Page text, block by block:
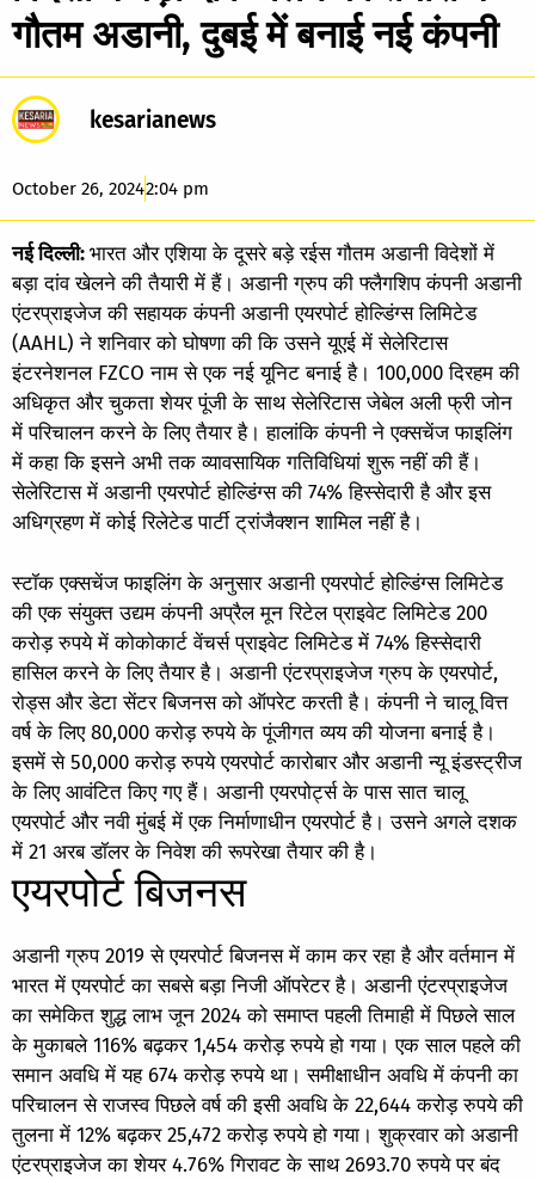
गौतम अडानी, दुबई में बनाई नई कंपनी
kesarianews
October 26, 20242:04 pm
नई दिल्ली:भारत और एशिया के दूसरे बड़े रईस गौतम अडानी विदेशों में
बड़ा दांव खेलने की तैयारी में हैं। अडानी ग्रुप की फ्लैगशिप कंपनी अडानी
एंटरप्राइजेज की सहायक कंपनी अडानी एयरपोर्ट होल्डिंग्स लिमिटेड
(AAHL) ने शनिवार को घोषणा की कि उसने यूएई में सेलेरिटास
इंटरनेशनल FZCO नाम से एक नई यूनिट बनाई है। 100,000 दिरहम की
अधिकृत और चुकता शेयर पूंजी के साथ सेलेरिटास जेबेल अली फ्री जोन
में परिचालन करने के लिए तैयार है। हालांकि कंपनी ने एक्सचेंज फाइलिंग
में कहा कि इसने अभी तक व्यावसायिक गतिविधियां शुरू नहीं की हैं।
सेलेरिटास में अडानी एयरपोर्ट होल्डिंग्स की 74% हिस्सेदारी है और इस
अधिग्रहण में कोई रिलेटेड पार्टी ट्रांजैक्शन शामिल नहीं है।
स्टॉक एक्सचेंज फाइलिंग के अनुसार अडानी एयरपोर्ट होल्डिंग्स लिमिटेड
की एक संयुक्त उद्यम कंपनी अप्रैल मून रिटेल प्राइवेट लिमिटेड 200
करोड़ रुपये में कोकोकार्ट वेंचर्स प्राइवेट लिमिटेड में 74% हिस्सेदारी
हासिल करने के लिए तैयार है। अडानी एंटरप्राइजेज ग्रुप के एयरपोर्ट,
रोड्स और डेटा सेंटर बिजनस को ऑपरेट करती है। कंपनी ने चालू वित्त
वर्ष के लिए 80,000 करोड़ रुपये के पूंजीगत व्यय की योजना बनाई है।
इसमें से 50,000 करोड़ रुपये एयरपोर्ट कारोबार और अडानी न्यू इंडस्ट्रीज
के लिए आवंटित किए गए हैं। अडानी एयरपोर्ट्स के पास सात चालू
एयरपोर्ट और नवी मुंबई में एक निर्माणाधीन एयरपोर्ट है। उसने अगले दशक
में 21 अरब डॉलर के निवेश की रूपरेखा तैयार की है।
एयरपोर्ट बिजनस
अडानी ग्रुप 2019 से एयरपोर्ट बिजनस में काम कर रहा है और वर्तमान में
भारत में एयरपोर्ट का सबसे बड़ा निजी ऑपरेटर है। अडानी एंटरप्राइजेज
का समेकित शुद्ध लाभ जून 2024 को समाप्त पहली तिमाही में पिछले साल
के मुकाबले 116% बढ़कर 1,454 करोड़ रुपये हो गया। एक साल पहले की
समान अवधि में यह 674 करोड़ रुपये था। समीक्षाधीन अवधि में कंपनी का
परिचालन से राजस्व पिछले वर्ष की इसी अवधि के 22,644 करोड़ रुपये की
तुलना में 12% बढ़कर 25,472 करोड़ रुपये हो गया। शुक्रवार को अडानी
एंटरप्राइजेज का शेयर 4.76% गिरावट के साथ 2693.70 रुपये पर बंद